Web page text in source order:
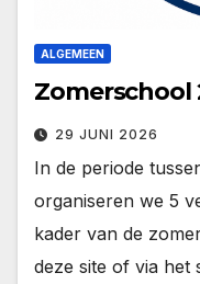
ALGEMEEN
Zomerschool
29 JUNI 2026
In de periode
organiseren we 5
kader van de
deze site of via het